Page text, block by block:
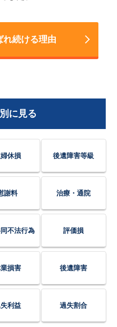
れ続ける理由
に見る
休損 後遺障害等級
謝料 治療・通院
不法行為 評価損
損害 後遺障害
利益 過失割合